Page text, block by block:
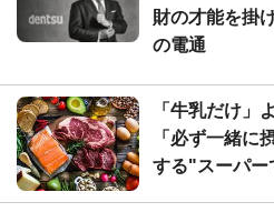
財の才能を掛
の電通
「牛乳だけ」
「必ず一緒に
する"スーパー